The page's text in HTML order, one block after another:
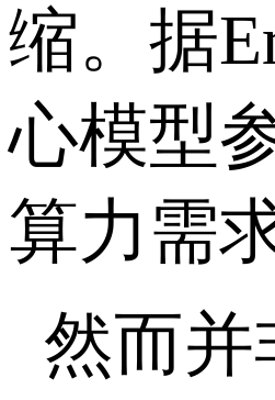
缩。据
心模型
算力需
然而并